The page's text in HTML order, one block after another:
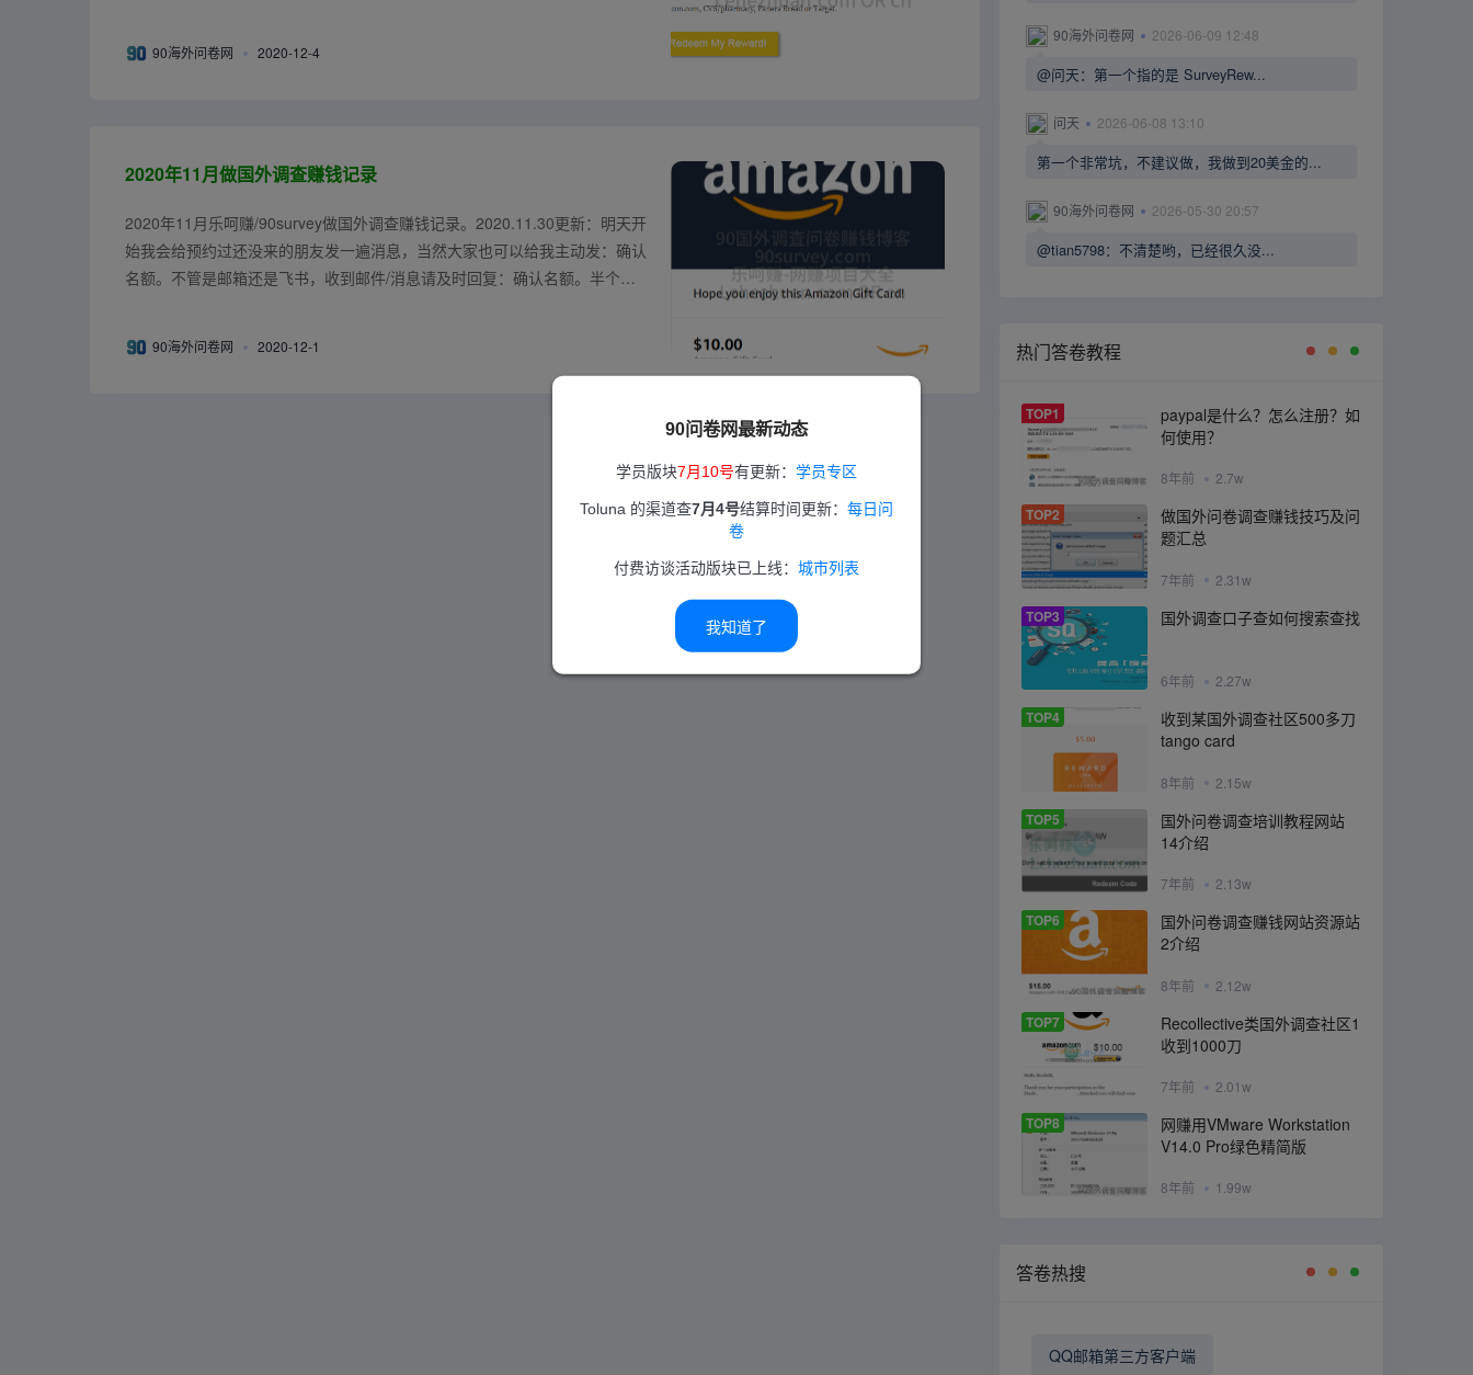
90问卷网最新动态
学员版块7月10号有更新： 学员专区
Toluna 的渠道查7月4号结算时间更新： 每日问
卷
付费访谈活动版块已上线： 城市列表
我知道了
90海外问卷网 2020-12-4
2020年11月做国外调查赚钱记录
2020年11月乐呵赚/90survey做国外调查赚钱记录。2020.11.30更新：明天开
始我会给预约过还没来的朋友发一遍消息，当然大家也可以给我主动发：确认
名额。不管是邮箱还是飞书，收到邮件/消息请及时回复：确认名额。半个月
90海外问卷网 2020-12-1
90海外问卷网 2026-06-09 12:48
@问天：第一个指的是 SurveyRew...
问天 2026-06-08 13:10
第一个非常坑，不建议做，我做到20美金的...
90海外问卷网 2026-05-30 20:57
@tian5798：不清楚哟，已经很久没...
热门答卷教程
TOP1
paypal是什么？怎么注册？如
何使用？
8年前 2.7w
TOP2
做国外问卷调查赚钱技巧及问
题汇总
7年前 2.31w
TOP3 国外调查口子查如何搜索查找
6年前 2.27w
TOP4
收到某国外调查社区500多刀
tango card
8年前 2.15w
TOP5
国外问卷调查培训教程网站
14介绍
7年前 2.13w
TOP6
国外问卷调查赚钱网站资源站
2介绍
8年前 2.12w
TOP7
Recollective类国外调查社区1
收到1000刀
7年前 2.01w
TOP8
网赚用VMware Workstation
V14.0 Pro绿色精简版
8年前 1.99w
答卷热搜
QQ邮箱第三方客户端